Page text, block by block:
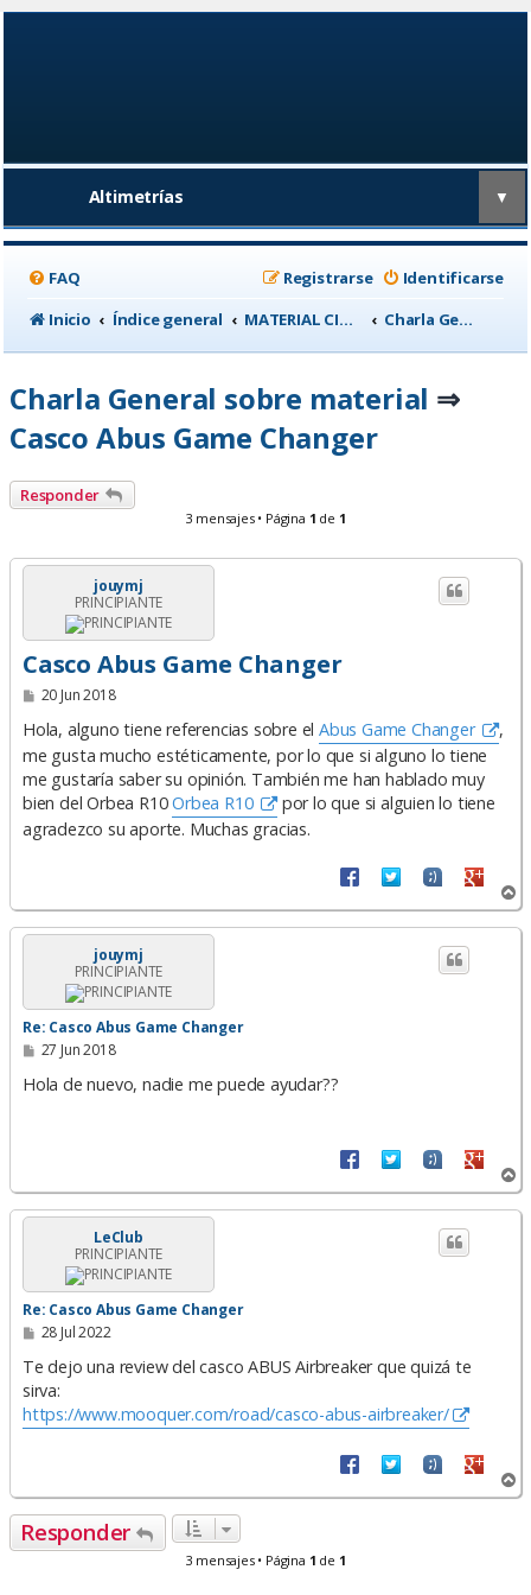
Altimetrías ▼
FAQ Identificarse
Registrarse
Inicio
Índice general MATERIAL CICLISTA Charla General sobre material
Charla General sobre material ⇒
Casco Abus Game Changer
Responder
3 mensajes • Página 1 de 1
jouymj
PRINCIPIANTE
Casco Abus Game Changer
M
n
a
j
20 Jun 2018
Hola, alguno tiene referencias sobre el Abus Game Changer
,
me gusta mucho estéticamente, por lo que si alguno lo tiene
me gustaría saber su opinión. También me han hablado muy
bien del Orbea R10Orbea R10
por lo que si alguien lo tiene
agradezco su aporte. Muchas gracias.
r
r
jouymj
PRINCIPIANTE
Re: Casco Abus Game Changer
M
n
27 Jun 2018
Hola de nuevo, nadie me puede ayudar??
r
r
LeClub
PRINCIPIANTE
Re: Casco Abus Game Changer
M
n
a
j
e
28 Jul 2022
Te dejo una review del casco ABUS Airbreaker que quizá te
sirva:
https://www.mooquer.com/road/casco-abus-airbreaker/
r
Responder
3 mensajes • Página 1 de 1